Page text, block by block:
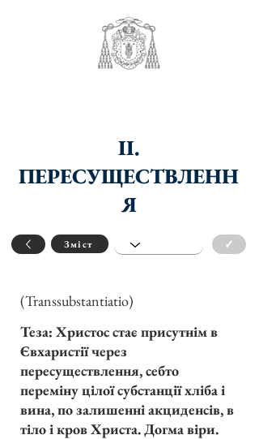
II.
ПЕРЕСУЩЕСТВЛЕНН
Я
Зміст ✓
(Transsubstantiatio)
Теза: Христос стає присутнім в
Євхаристії через
пересуществлення, себто
переміну цілої субстанції хліба і
вина, по залишенні акциденсів, в
тіло і кров Христа. Догма віри.